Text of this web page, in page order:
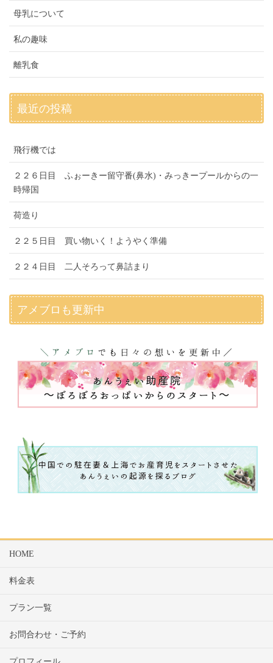
母乳について
私の趣味
離乳食
最近の投稿
飛行機では
２２６日目 ふぉーきー留守番(鼻水)・みっきープールからの一
時帰国
荷造り
２２５日目 買い物いく！ようやく準備
２２４日目 二人そろって鼻詰まり
アメブロも更新中
HOME
料金表
プラン一覧
お問合わせ・ご予約